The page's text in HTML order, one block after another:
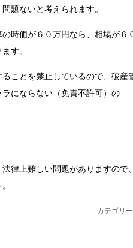
題ないと考えられます。
時価が６０万円なら、相場が６
す。
ことを禁止しているので、破産
にならない（免責不許可）の
律上難しい問題がありますので
カテゴリ